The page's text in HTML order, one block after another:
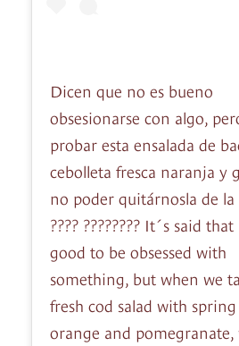
Dicen que no es bueno
obsesionarse con algo,
probar esta ensalada de
cebolleta fresca naranja y
no poder quitárnosla de
???? ???????? It´s said
good to be obsessed with
something, but when we
fresh cod salad with
orange and pomegranate,